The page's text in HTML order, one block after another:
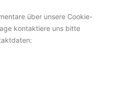
über unsere Cookie-
kontaktiere uns bitte